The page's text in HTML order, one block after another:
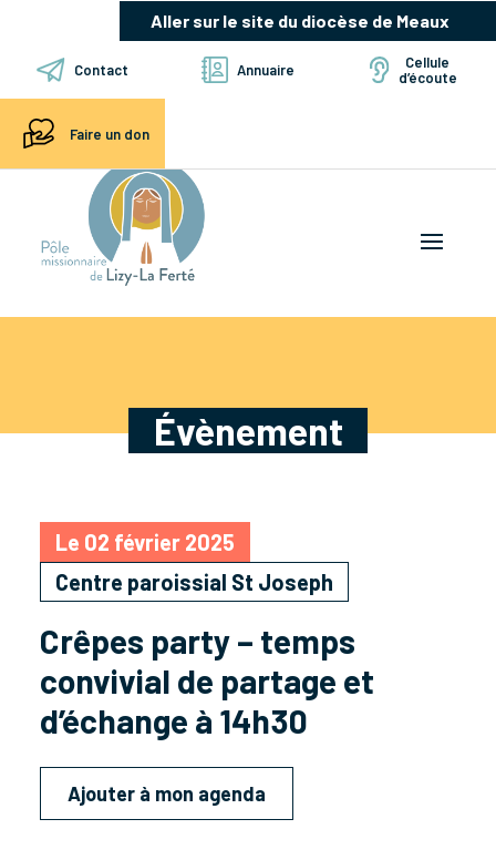
Aller sur le site du diocèse de Meaux
Contact Annuaire
Cellule
d’écoute
Faire un don
Évènement
Le 02 février 2025
Centre paroissial St Joseph
Crêpes party – temps
convivial de partage et
d’échange à 14h30
Ajouter à mon agenda